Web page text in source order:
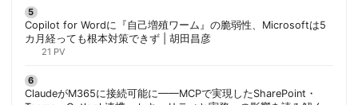
Copilot for Wordに『自己増殖ワーム』の脆弱性、Microsoftは5
カ月経っても根本対策できず | 胡田昌彦
21 PV
ClaudeがM365に接続可能に——MCPで実現したSharePoint・